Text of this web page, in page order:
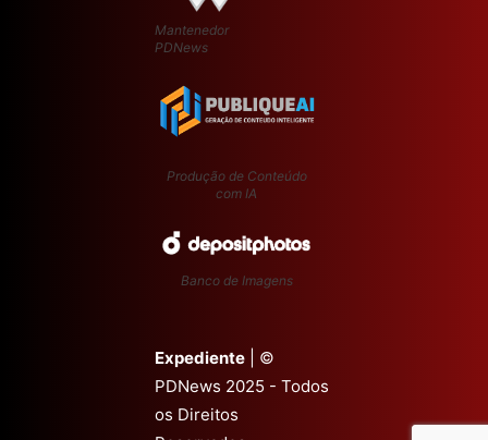
Mantenedor
PDNews
Produção de Conteúdo
com IA
Banco de Imagens
Expediente | ©
PDNews 2025 - Todos
os Direitos